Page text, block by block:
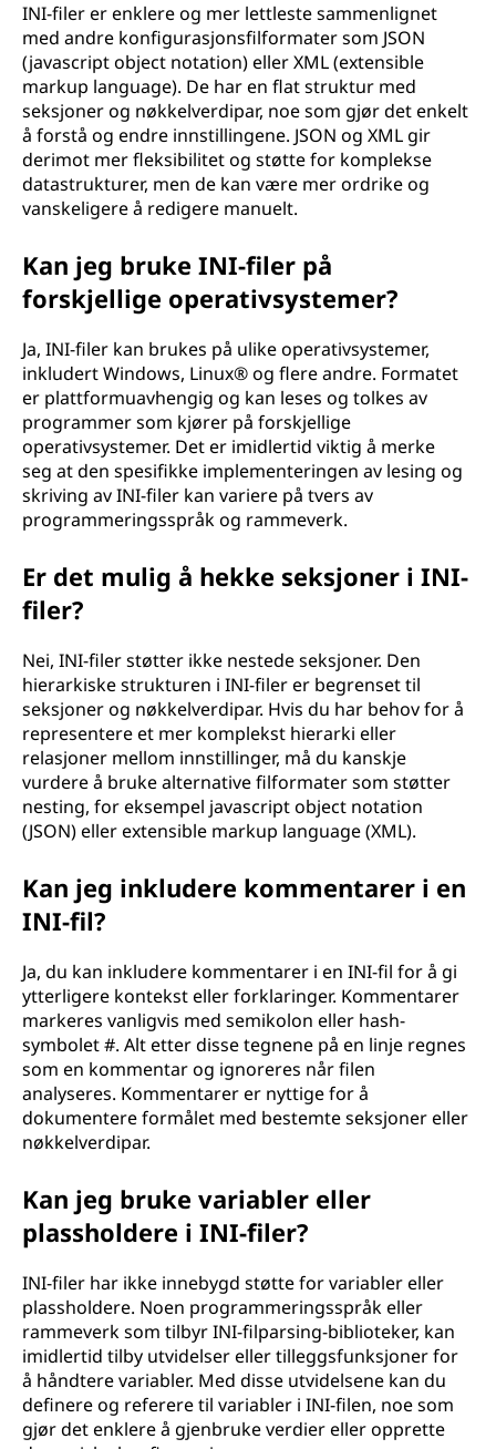
INI-filer er enklere og mer lettleste sammenlignet
med andre konfigurasjonsfilformater som JSON
(javascript object notation) eller XML (extensible
markup language). De har en flat struktur med
seksjoner og nøkkelverdipar, noe som gjør det enkelt
å forstå og endre innstillingene. JSON og XML gir
derimot mer fleksibilitet og støtte for komplekse
datastrukturer, men de kan være mer ordrike og
vanskeligere å redigere manuelt.
Kan jeg bruke INI-filer på
forskjellige operativsystemer?
Ja, INI-filer kan brukes på ulike operativsystemer,
inkludert Windows, Linux® og flere andre. Formatet
er plattformuavhengig og kan leses og tolkes av
programmer som kjører på forskjellige
operativsystemer. Det er imidlertid viktig å merke
seg at den spesifikke implementeringen av lesing og
skriving av INI-filer kan variere på tvers av
programmeringsspråk og rammeverk.
Er det mulig å hekke seksjoner i INI-
filer?
Nei, INI-filer støtter ikke nestede seksjoner. Den
hierarkiske strukturen i INI-filer er begrenset til
seksjoner og nøkkelverdipar. Hvis du har behov for å
representere et mer komplekst hierarki eller
relasjoner mellom innstillinger, må du kanskje
vurdere å bruke alternative filformater som støtter
nesting, for eksempel javascript object notation
(JSON) eller extensible markup language (XML).
Kan jeg inkludere kommentarer i en
INI-fil?
Ja, du kan inkludere kommentarer i en INI-fil for å gi
ytterligere kontekst eller forklaringer. Kommentarer
markeres vanligvis med semikolon eller hash-
symbolet #. Alt etter disse tegnene på en linje regnes
som en kommentar og ignoreres når filen
analyseres. Kommentarer er nyttige for å
dokumentere formålet med bestemte seksjoner eller
nøkkelverdipar.
Kan jeg bruke variabler eller
plassholdere i INI-filer?
INI-filer har ikke innebygd støtte for variabler eller
plassholdere. Noen programmeringsspråk eller
rammeverk som tilbyr INI-filparsing-biblioteker, kan
imidlertid tilby utvidelser eller tilleggsfunksjoner for
å håndtere variabler. Med disse utvidelsene kan du
definere og referere til variabler i INI-filen, noe som
gjør det enklere å gjenbruke verdier eller opprette